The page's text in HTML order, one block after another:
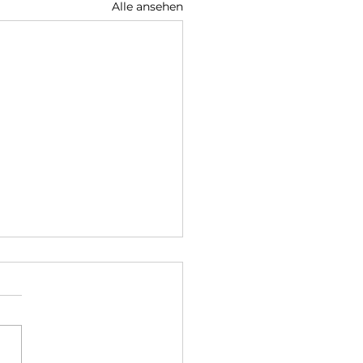
Alle ansehen